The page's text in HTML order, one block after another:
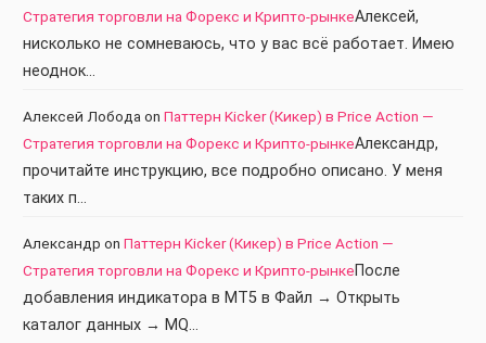
Стратегия торговли на Форекс и Крипто-рынкеАлексей,
нисколько не сомневаюсь, что у вас всё работает. Имею
неоднок…
Алексей Лобода on Паттерн Kicker (Кикер) в Price Action —
Стратегия торговли на Форекс и Крипто-рынкеАлександр,
прочитайте инструкцию, все подробно описано. У меня
таких п…
Александр on Паттерн Kicker (Кикер) в Price Action —
Стратегия торговли на Форекс и Крипто-рынкеПосле
добавления индикатора в МТ5 в Файл → Открыть
каталог данных → MQ…